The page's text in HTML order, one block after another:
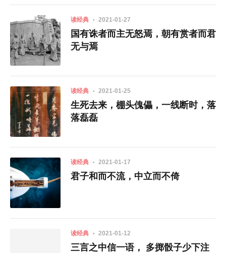
读经典 2021-01-27
国有诛者而主无怒焉，朝有赏者而君
无与焉
读经典 2021-01-25
生死去来，棚头傀儡，一线断时，落
落磊磊
读经典 2021-01-17
君子和而不流，中立而不倚
读经典 2021-01-12
三言之中信一语， 多掷骰子少下注